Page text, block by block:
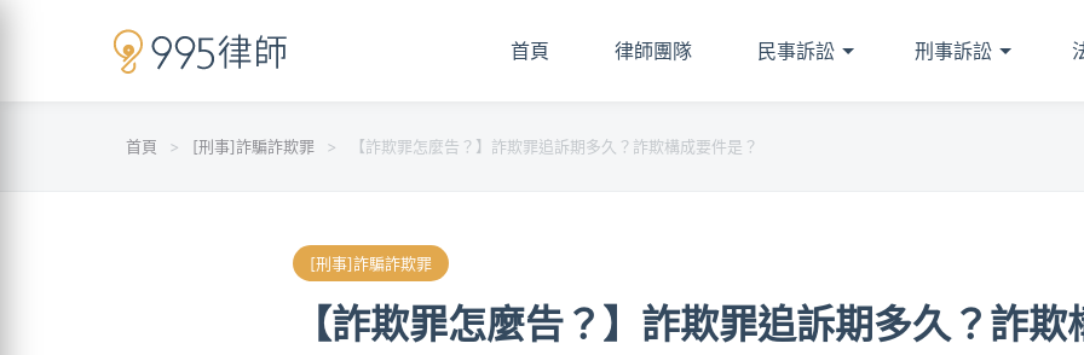
首頁 律師團隊 民事訴訟 刑事訴訟
首頁 > [刑事]詐騙詐欺罪 > 【詐欺罪怎麼告？】詐欺罪追訴期多久？詐欺構成要件是？
[刑事]詐騙詐欺罪
【詐欺罪怎麼告？】詐欺罪追訴期多久？詐欺